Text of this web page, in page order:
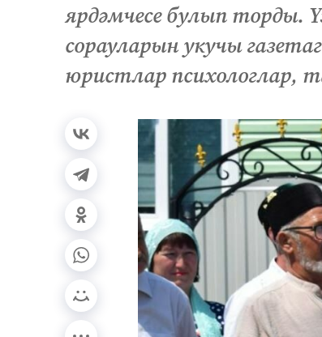
ярдәмчесе булып торды.
сорауларын укучы
юристлар психологлар,